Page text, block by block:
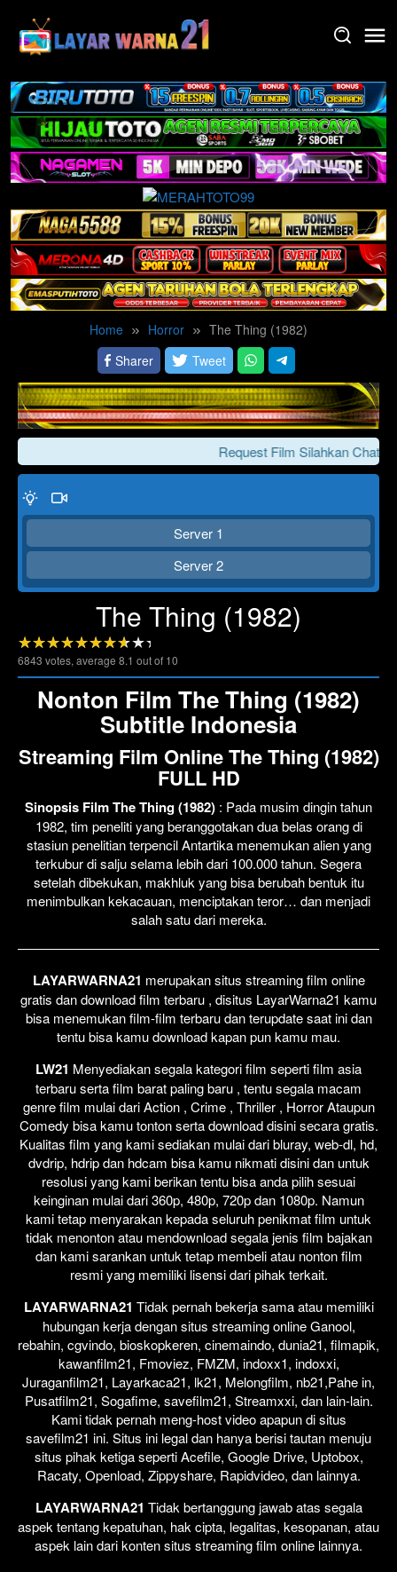
content
Home Horror
The Thing (1982)
Sharer
Tweet
Request Film Silahkan Chat Ke
Server 1
Server 2
The Thing (1982)
6843 votes, average 8.1 out of 10
Nonton Film The Thing (1982)
Subtitle Indonesia
Streaming Film Online The Thing (1982)
FULL HD
Sinopsis Film The Thing (1982) : Pada musim dingin tahun
1982, tim peneliti yang beranggotakan dua belas orang di
stasiun penelitian terpencil Antartika menemukan alien yang
terkubur di salju selama lebih dari 100.000 tahun. Segera
setelah dibekukan, makhluk yang bisa berubah bentuk itu
menimbulkan kekacauan, menciptakan teror… dan menjadi
salah satu dari mereka.
LAYARWARNA21 merupakan situs streaming film online
gratis dan download film terbaru , disitus LayarWarna21 kamu
bisa menemukan film-film terbaru dan terupdate saat ini dan
tentu bisa kamu download kapan pun kamu mau.
LW21 Menyediakan segala kategori film seperti film asia
terbaru serta film barat paling baru , tentu segala macam
genre film mulai dari Action , Crime , Thriller , Horror Ataupun
Comedy bisa kamu tonton serta download disini secara gratis.
Kualitas film yang kami sediakan mulai dari bluray, web-dl, hd,
dvdrip, hdrip dan hdcam bisa kamu nikmati disini dan untuk
resolusi yang kami berikan tentu bisa anda pilih sesuai
keinginan mulai dari 360p, 480p, 720p dan 1080p. Namun
kami tetap menyarakan kepada seluruh penikmat film untuk
tidak menonton atau mendownload segala jenis film bajakan
dan kami sarankan untuk tetap membeli atau nonton film
resmi yang memiliki lisensi dari pihak terkait.
LAYARWARNA21 Tidak pernah bekerja sama atau memiliki
hubungan kerja dengan situs streaming online Ganool,
rebahin, cgvindo, bioskopkeren, cinemaindo, dunia21, filmapik,
kawanfilm21, Fmoviez, FMZM, indoxx1, indoxxi,
Juraganfilm21, Layarkaca21, lk21, Melongfilm, nb21,Pahe in,
Pusatfilm21, Sogafime, savefilm21, Streamxxi, dan lain-lain.
Kami tidak pernah meng-host video apapun di situs
savefilm21 ini. Situs ini legal dan hanya berisi tautan menuju
situs pihak ketiga seperti Acefile, Google Drive, Uptobox,
Racaty, Openload, Zippyshare, Rapidvideo, dan lainnya.
LAYARWARNA21 Tidak bertanggung jawab atas segala
aspek tentang kepatuhan, hak cipta, legalitas, kesopanan, atau
aspek lain dari konten situs streaming film online lainnya.